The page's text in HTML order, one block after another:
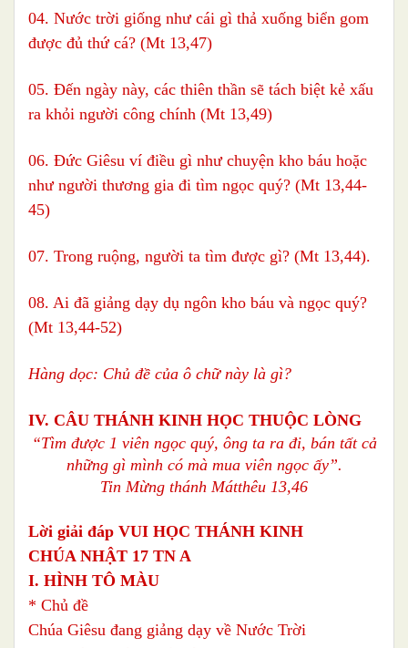
04. Nước trời giống như cái gì thả xuống biển gom
được đủ thứ cá? (Mt 13,47)
05. Đến ngày này, các thiên thần sẽ tách biệt kẻ xấu
ra khỏi người công chính (Mt 13,49)
06. Đức Giêsu ví điều gì như chuyện kho báu hoặc
như người thương gia đi tìm ngọc quý? (Mt 13,44-
45)
07. Trong ruộng, người ta tìm được gì? (Mt 13,44).
08. Ai đã giảng dạy dụ ngôn kho báu và ngọc quý?
(Mt 13,44-52)
Hàng dọc: Chủ đề của ô chữ này là gì?
IV. CÂU THÁNH KINH HỌC THUỘC LÒNG
“Tìm được 1 viên ngọc quý, ông ta ra đi, bán tất cả
những gì mình có mà mua viên ngọc ấy”.
Tin Mừng thánh Mátthêu 13,46
Lời giải đáp VUI HỌC THÁNH KINH
CHÚA NHẬT 17 TN A
I. HÌNH TÔ MÀU
* Chủ đề
Chúa Giêsu đang giảng dạy về Nước Trời